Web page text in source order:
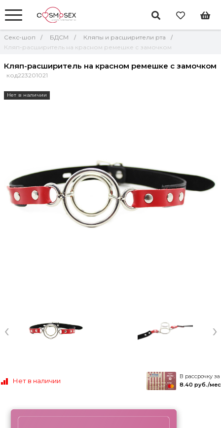
Секс-шоп БДСМ
Кляпы и расширители рта
Кляп-расширитель на красном ремешке с замочком
Кляп-расширитель на красном ремешке с замочком
код223201021
Нет в наличии
‹ ›
Нет в наличии
В рассрочку за
8.40 руб./мес